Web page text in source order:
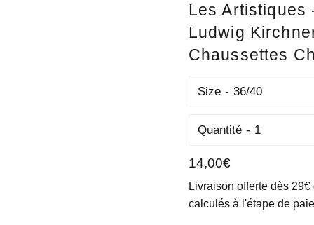
Les Artistiques
Ludwig
Chaussettes
Size
Quantité
Prix
régulier
14,00€
Livraison offerte dès 29€
calculés à l'étape de